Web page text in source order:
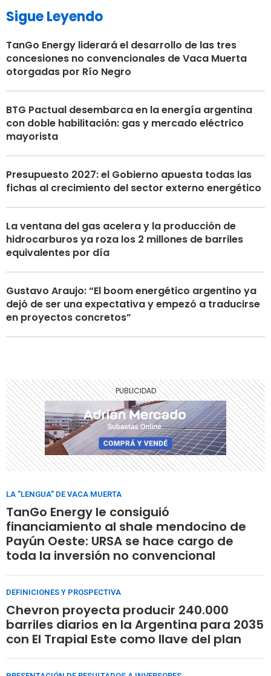
Sigue Leyendo
TanGo Energy liderará el desarrollo de las tres
concesiones no convencionales de Vaca Muerta
otorgadas por Río Negro
BTG Pactual desembarca en la energía argentina
con doble habilitación: gas y mercado eléctrico
mayorista
Presupuesto 2027: el Gobierno apuesta todas las
fichas al crecimiento del sector externo energético
La ventana del gas acelera y la producción de
hidrocarburos ya roza los 2 millones de barriles
equivalentes por día
Gustavo Araujo: “El boom energético argentino ya
dejó de ser una expectativa y empezó a traducirse
en proyectos concretos”
LA "LENGUA" DE VACA MUERTA
TanGo Energy le consiguió
financiamiento al shale mendocino de
Payún Oeste: URSA se hace cargo de
toda la inversión no convencional
DEFINICIONES Y PROSPECTIVA
Chevron proyecta producir 240.000
barriles diarios en la Argentina para 2035
con El Trapial Este como llave del plan